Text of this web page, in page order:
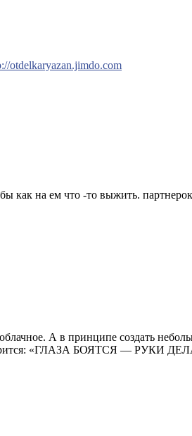
otdelkaryazan.jimdo.com
как на ем что -то выжить.
А в принципе создать
«ГЛАЗА БОЯТСЯ — РУКИ